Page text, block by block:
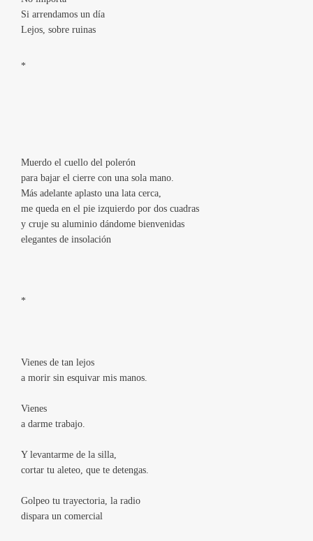
Si arrendamos un día
Lejos, sobre ruinas
*
Muerdo el cuello del polerón
para bajar el cierre con una sola mano.
Más adelante aplasto una lata cerca,
me queda en el pie izquierdo por dos cuadras
y cruje su aluminio dándome bienvenidas
elegantes de insolación
*
Vienes de tan lejos
a morir sin esquivar mis manos.
Vienes
a darme trabajo.
Y levantarme de la silla,
cortar tu aleteo, que te detengas.
Golpeo tu trayectoria, la radio
dispara un comercial